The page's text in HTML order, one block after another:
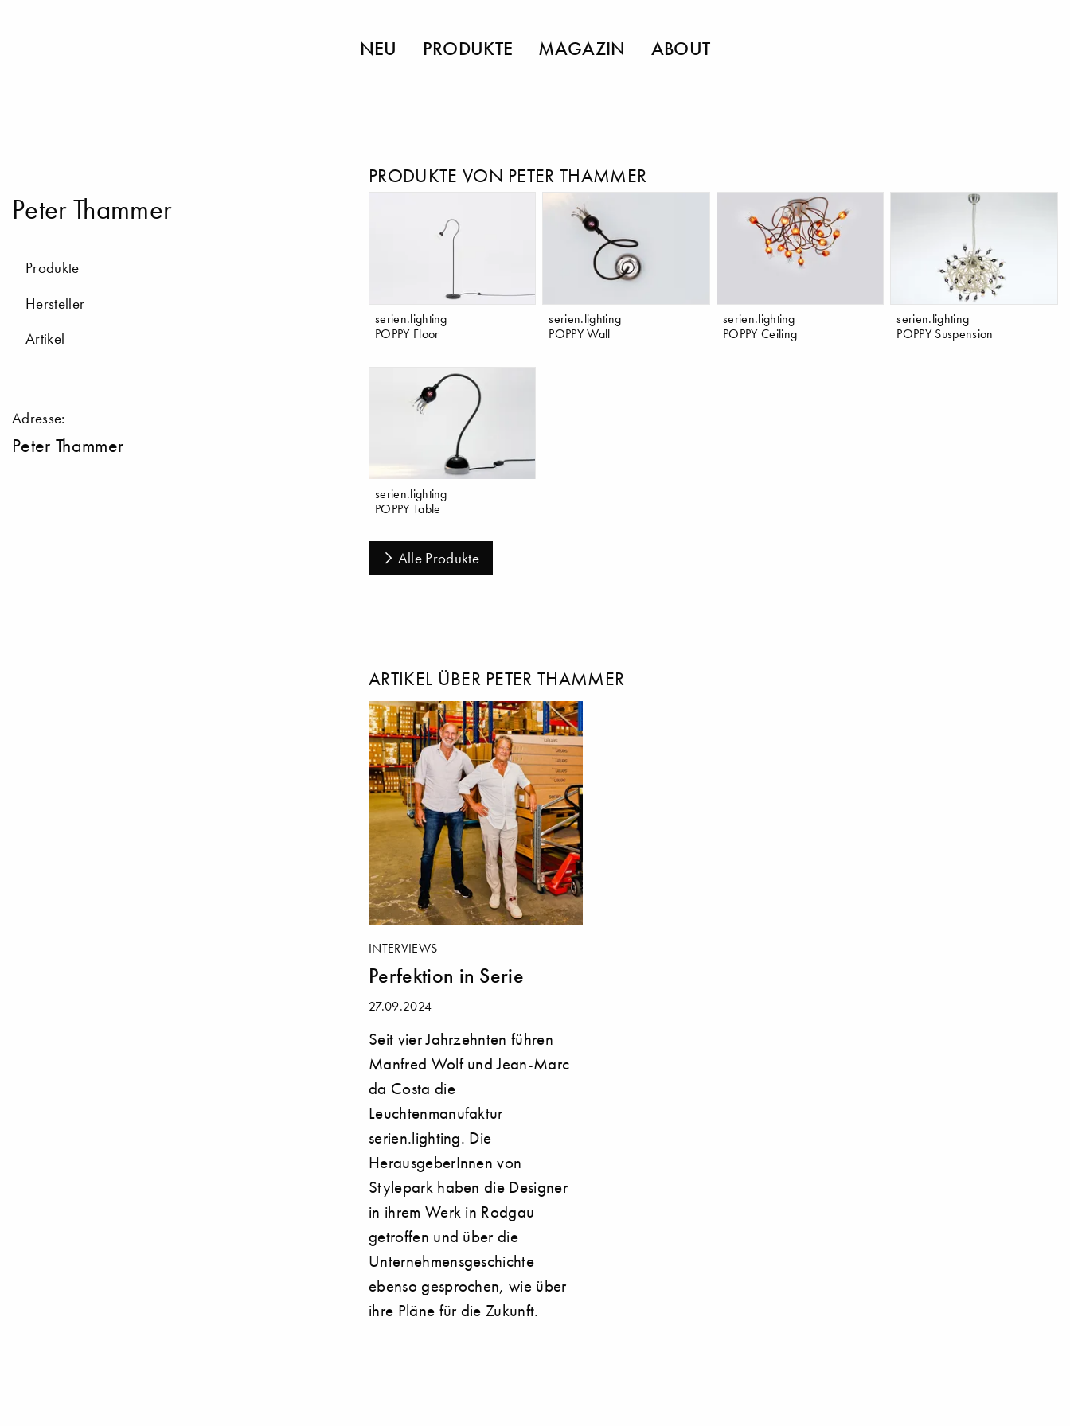
NEU PRODUKTE MAGAZIN ABOUT
Peter Thammer
Produkte
Hersteller
Artikel
Adresse:
Peter Thammer
PRODUKTE VON PETER THAMMER
serien.lighting
POPPY Floor
serien.lighting
POPPY Wall
serien.lighting
POPPY Ceiling
serien.lighting
POPPY Suspension
serien.lighting
POPPY Table
Alle Produkte
ARTIKEL ÜBER PETER THAMMER
INTERVIEWS
Perfektion in Serie
27.09.2024
Seit vier Jahrzehnten führen
Manfred Wolf und Jean-Marc
da Costa die
Leuchtenmanufaktur
serien.lighting. Die
HerausgeberInnen von
Stylepark haben die Designer
in ihrem Werk in Rodgau
getroffen und über die
Unternehmensgeschichte
ebenso gesprochen, wie über
ihre Pläne für die Zukunft.